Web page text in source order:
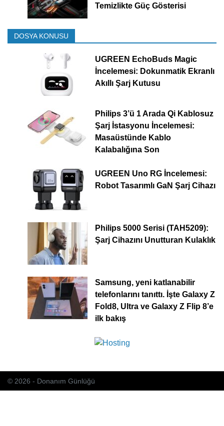
Temizlikte Güç Gösterisi
DOSYA KONUSU
UGREEN EchoBuds Magic
İncelemesi: Dokunmatik Ekranlı
Akıllı Şarj Kutusu
Philips 3’ü 1 Arada Qi Kablosuz
Şarj İstasyonu İncelemesi:
Masaüstünde Kablo
Kalabalığına Son
UGREEN Uno RG İncelemesi:
Robot Tasarımlı GaN Şarj Cihazı
Philips 5000 Serisi (TAH5209):
Şarj Cihazını Unutturan Kulaklık
Samsung, yeni katlanabilir
telefonlarını tanıttı. İşte Galaxy Z
Fold8, Ultra ve Galaxy Z Flip 8’e
ilk bakış
© 2026 - Donanım Günlüğü